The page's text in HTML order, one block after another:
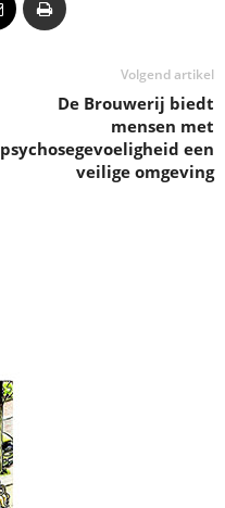
Volgend artikel
De Brouwerij biedt
mensen met
psychosegevoeligheid een
veilige omgeving